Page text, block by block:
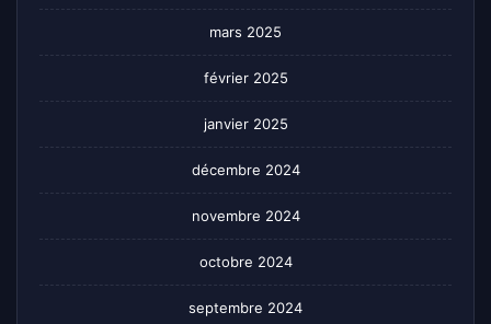
mars 2025
février 2025
janvier 2025
décembre 2024
novembre 2024
octobre 2024
septembre 2024